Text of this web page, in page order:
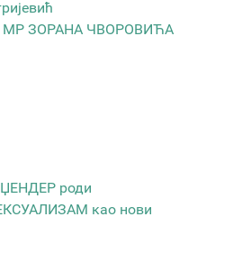
МР ЗОРАНА ЧВОРОВИЋА
ЏЕНДЕР роди
као нови